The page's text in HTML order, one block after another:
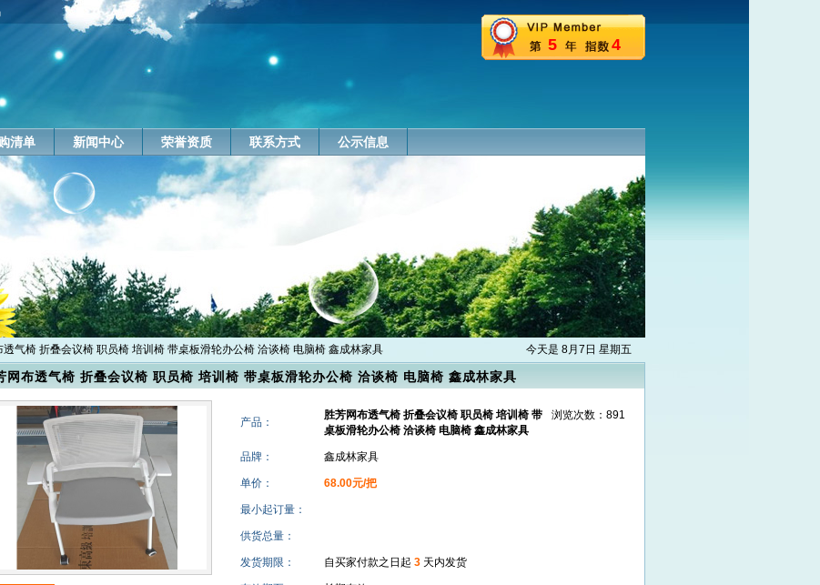
5 4
清单 新闻中心 荣誉资质 联系方式 公示信息
今天是 8月7日 星期五
透气椅 折叠会议椅 职员椅 培训椅 带桌板滑轮办公椅 洽谈椅 电脑椅 鑫成林家具
网布透气椅 折叠会议椅 职员椅 培训椅 带桌板滑轮办公椅 洽谈椅 电脑椅 鑫成林家具
产品：
浏览次数：891
胜芳网布透气椅 折叠会议椅 职员椅 培训椅 带
桌板滑轮办公椅 洽谈椅 电脑椅 鑫成林家具
品牌： 鑫成林家具
单价： 68.00元/把
最小起订量：
供货总量：
发货期限： 自买家付款之日起 3 天内发货